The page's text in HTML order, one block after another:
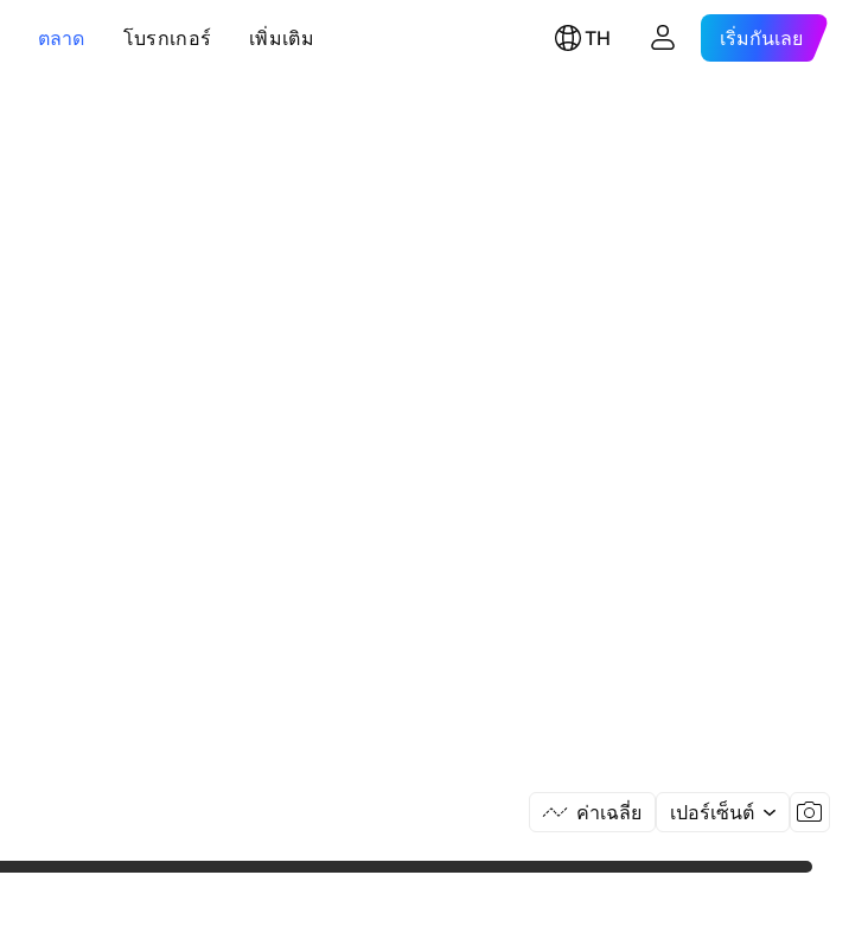
ตลาด โบรกเกอร์ เพิ่มเติม TH เริ่มกันเลย
ค่าเฉลี่ย เปอร์เซ็นต์